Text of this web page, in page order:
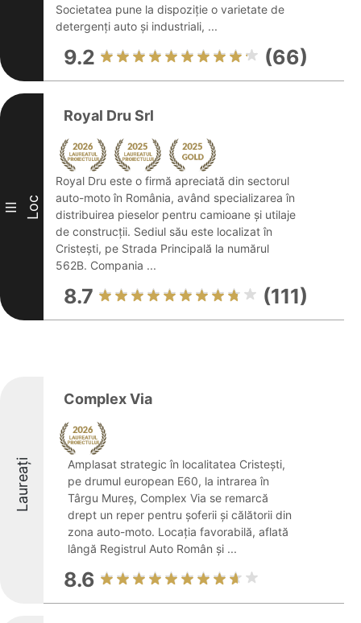
Societatea pune la dispoziție o varietate de
detergenți auto și industriali, ...
9.2 (66)
III Loc
Royal Dru Srl
Royal Dru este o firmă apreciată din sectorul
auto-moto în România, având specializarea în
distribuirea pieselor pentru camioane și utilaje
de construcții. Sediul său este localizat în
Cristești, pe Strada Principală la numărul
562B. Compania ...
8.7 (111)
Laureați
Complex Via
Amplasat strategic în localitatea Cristești,
pe drumul european E60, la intrarea în
Târgu Mureș, Complex Via se remarcă
drept un reper pentru șoferii și călătorii din
zona auto-moto. Locația favorabilă, aflată
lângă Registrul Auto Român și ...
8.6